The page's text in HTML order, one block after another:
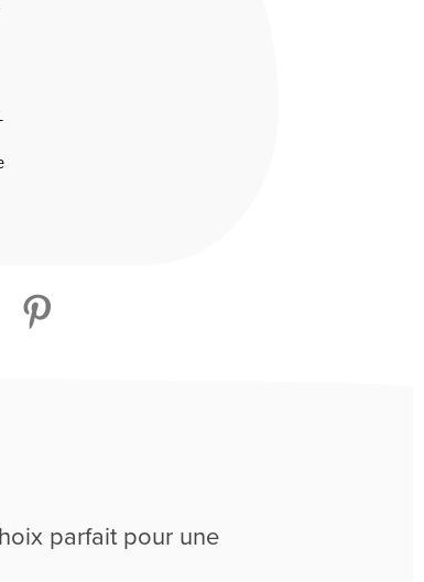
parfait pour une